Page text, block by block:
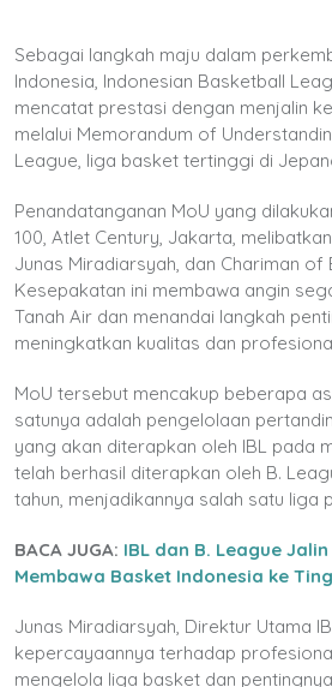
Sebagai langkah maju dalam
Indonesia, Indonesian Basketball
mencatat prestasi dengan menjalin
melalui Memorandum of
League, liga basket tertinggi di
Penandatanganan MoU yang
100, Atlet Century, Jakarta,
Junas Miradiarsyah, dan Chariman of
Kesepakatan ini membawa angin
Tanah Air dan menandai langkah
meningkatkan kualitas dan
MoU tersebut mencakup beberapa
satunya adalah pengelolaan
yang akan diterapkan oleh IBL pada
telah berhasil diterapkan oleh B.
tahun, menjadikannya salah satu liga
BACA JUGA: IBL dan B. League
Membawa Basket Indonesia ke
Junas Miradiarsyah, Direktur Utama
kepercayaannya terhadap
mengelola liga basket dan